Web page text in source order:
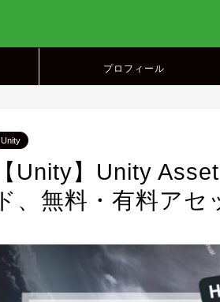
プロフィール
Unity
【Unity】Unity
ド、無料・有料ア